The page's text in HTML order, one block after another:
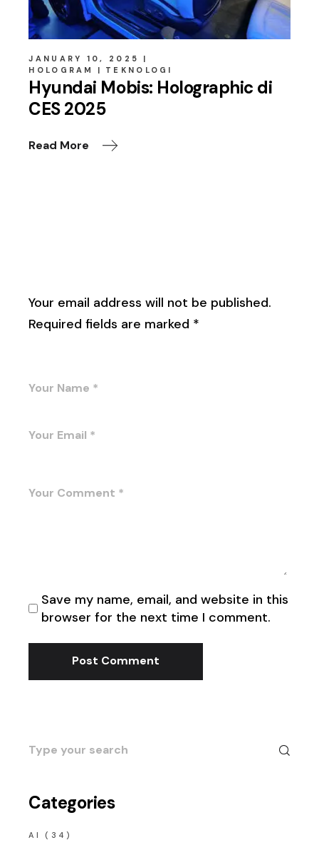
JANUARY 10, 2025
HOLOGRAM
TEKNOLOGI
Hyundai Mobis: Holographic di
CES 2025
Read More
Your email address will not be published.
Required fields are marked *
Save my name, email, and website in this
browser for the next time I comment.
Post Comment
Search
for:
Categories
AI (34)